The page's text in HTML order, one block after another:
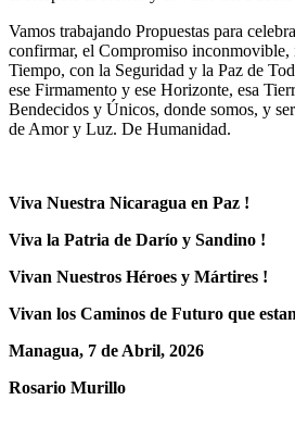
Vamos trabajando Propuestas para
confirmar, el Compromiso inconmovible,
Tiempo, con la Seguridad y la Paz de
ese Firmamento y ese Horizonte, esa
Bendecidos y Únicos, donde somos, y
de Amor y Luz. De Humanidad.
Viva Nuestra Nicaragua en Paz !
Viva la Patria de Darío y Sandino !
Vivan Nuestros Héroes y Mártires !
Vivan los Caminos de Futuro que
Managua, 7 de Abril, 2026
Rosario Murillo